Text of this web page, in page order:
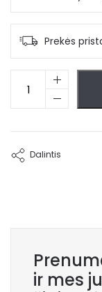
Prekės
produkto
kiekis:
Dalintis
ir mes